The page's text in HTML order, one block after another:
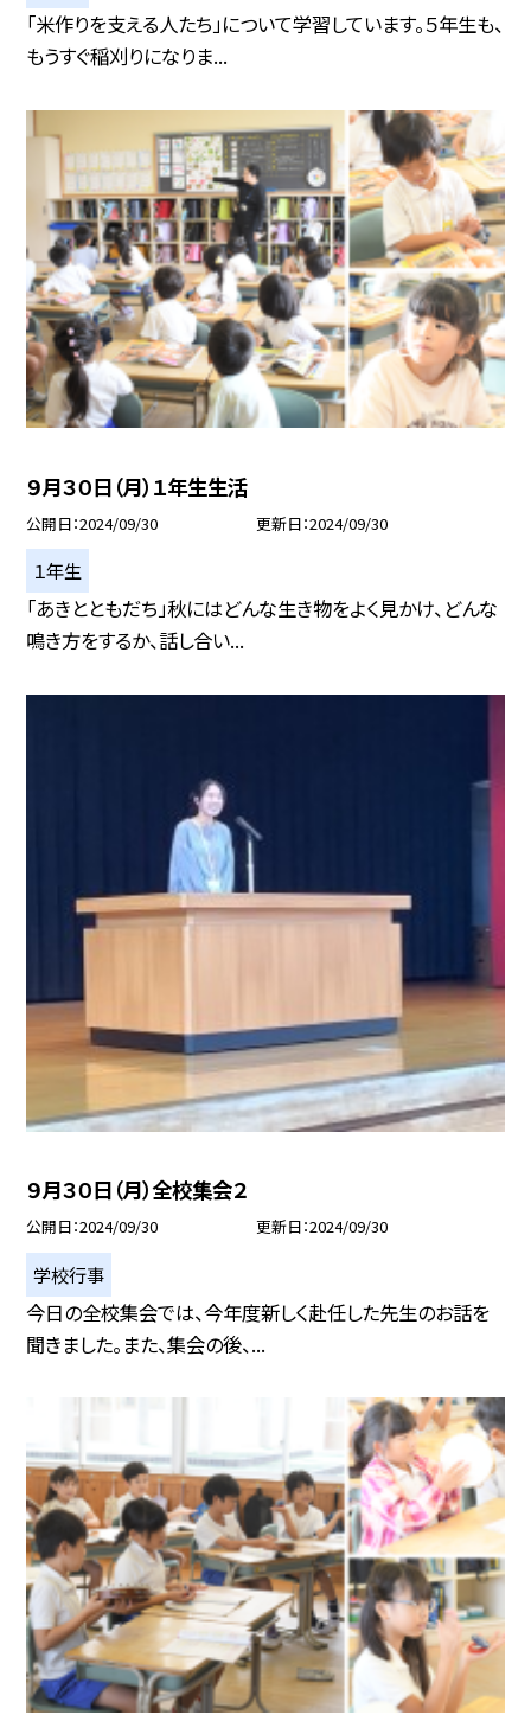
「米作りを支える人たち」について学習しています。５年生も、
もうすぐ稲刈りになりま...
９月３０日（月）１年生生活
公開日 2024/09/30 更新日 2024/09/30
１年生
「あきとともだち」秋にはどんな生き物をよく見かけ、どんな
鳴き方をするか、話し合い...
９月３０日（月）全校集会２
公開日 2024/09/30 更新日 2024/09/30
学校行事
今日の全校集会では、今年度新しく赴任した先生のお話を
聞きました。また、集会の後、...